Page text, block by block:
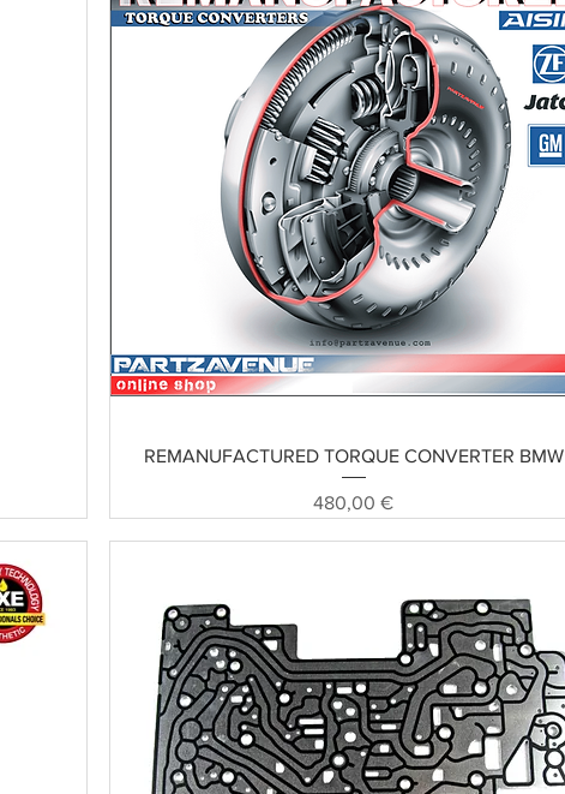
Schnellansicht
REMANUFACTURED TORQUE CONVERTER BMW
Preis
480,00 €